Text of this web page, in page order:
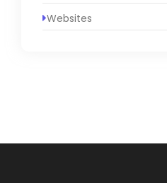
Websites